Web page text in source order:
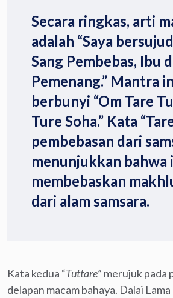
Secara ringkas, arti
adalah “Saya
Sang Pembebas, Ibu
Pemenang.” Mantra
berbunyi “Om Tare
Ture Soha.” Kata
pembebasan dari
menunjukkan bahwa
membebaskan
dari alam samsara.
Kata kedua “Tuttare” merujuk pada
delapan macam bahaya. Dalai